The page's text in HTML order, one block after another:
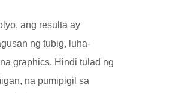
ang resulta ay
ng tubig, luha-
graphics. Hindi tulad ng
na pumipigil sa